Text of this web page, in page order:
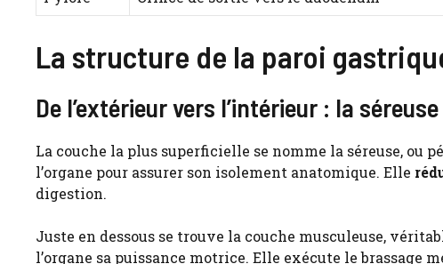
La structure de la paroi
De l’extérieur vers l’intérieur : la
La couche la plus superficielle se nomme la séreuse, ou
l’organe pour assurer son isolement anatomique. Elle
digestion.
Juste en dessous se trouve la couche musculeuse,
l’organe sa puissance motrice. Elle exécute le brassage